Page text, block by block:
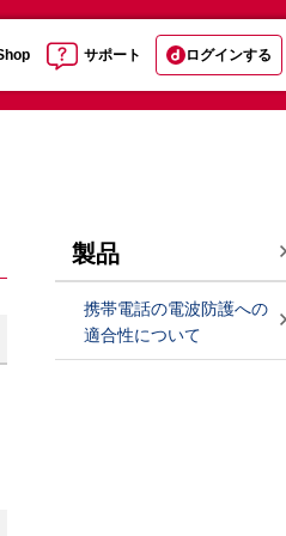
サポート ログインする
製品
携帯電話の電波防護への
適合性について